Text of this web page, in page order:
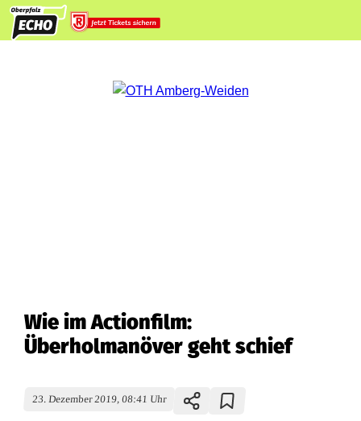
Wie im Actionfilm:
Überholmanöver geht schief
23. Dezember 2019, 08:41 Uhr